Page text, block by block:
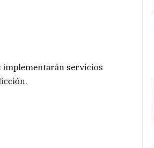
implementarán servicios